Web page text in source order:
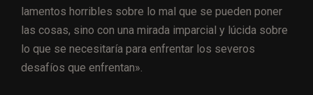
lamentos horribles sobre lo mal que se pueden poner
las cosas, sino con una mirada imparcial y lúcida sobre
lo que se necesitaría para enfrentar los severos
desafíos que enfrentan».